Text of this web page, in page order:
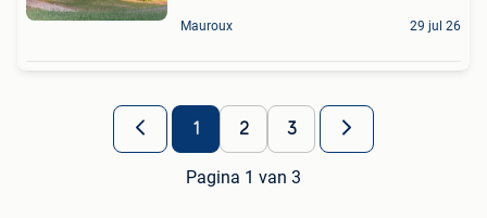
Mauroux 29 jul 26
1 2 3
Pagina 1 van 3